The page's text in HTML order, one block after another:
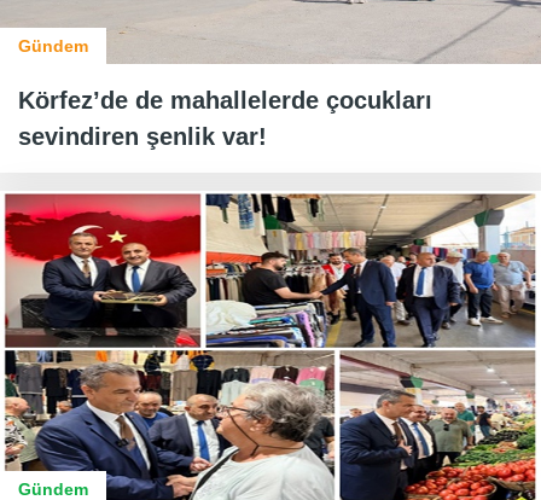
Gündem
Körfez’de de mahallelerde çocukları
sevindiren şenlik var!
Gündem